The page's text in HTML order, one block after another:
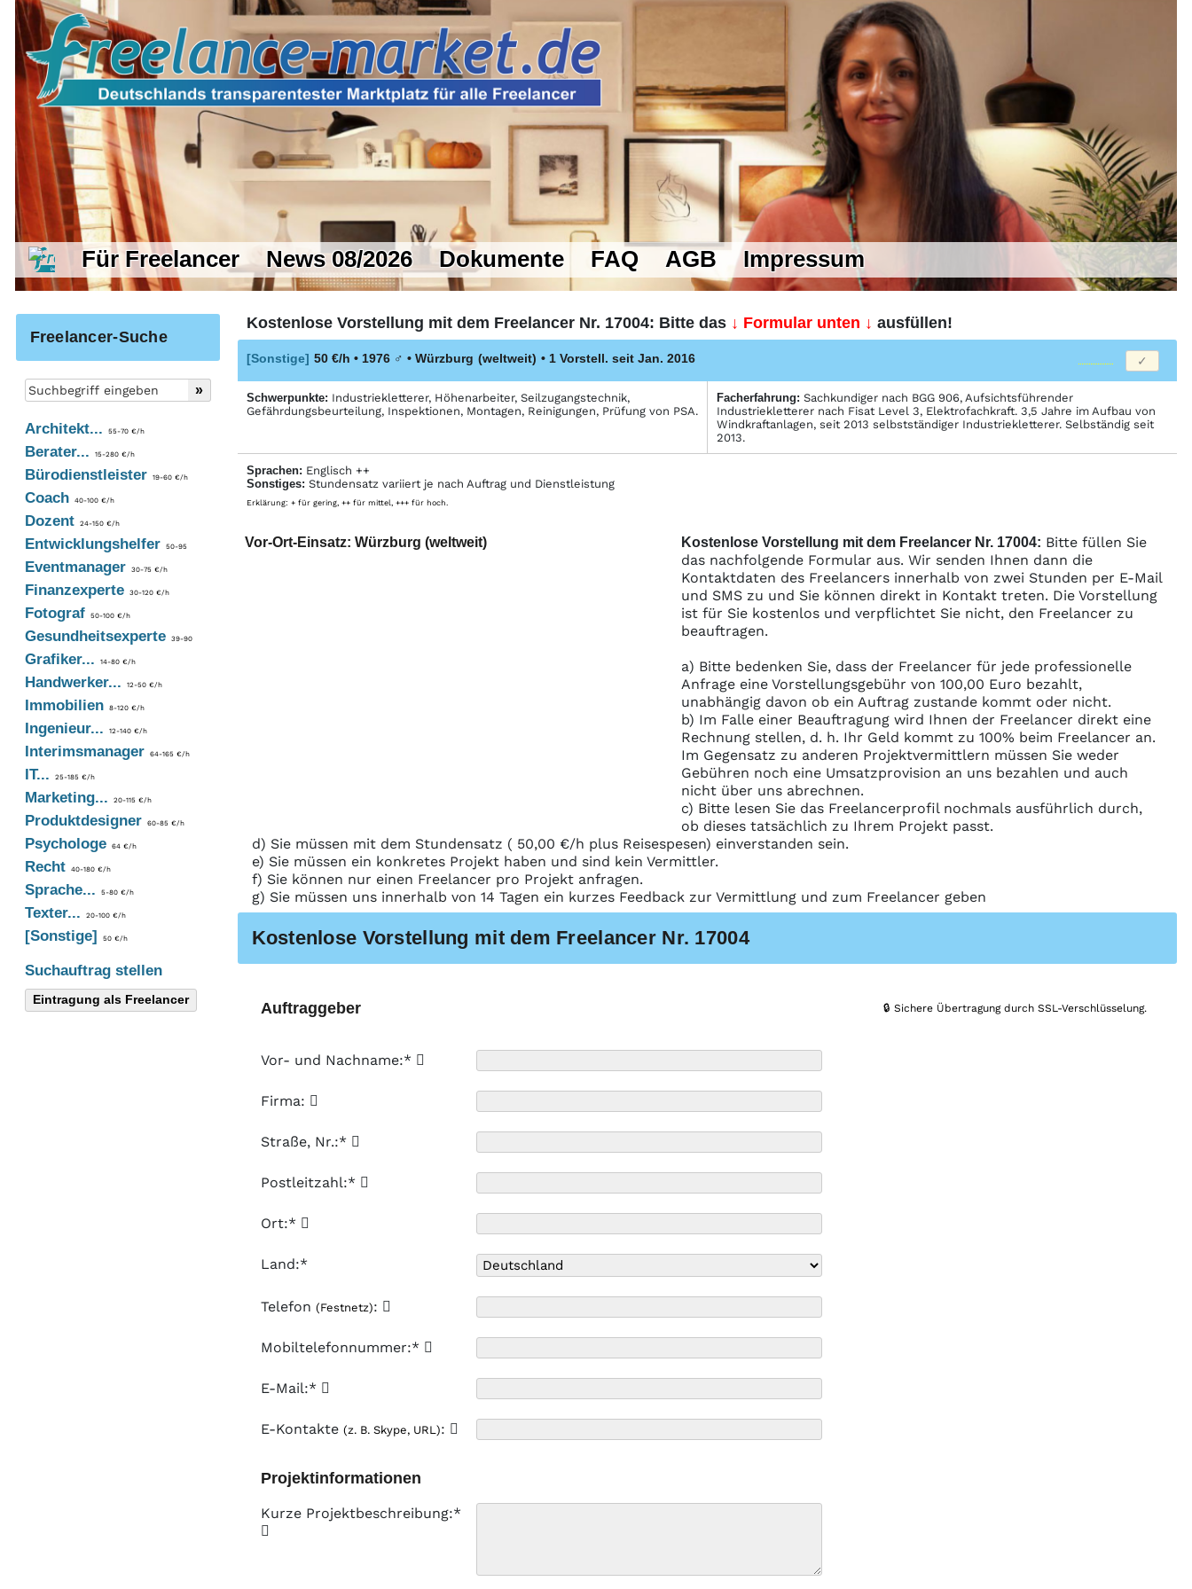
Für Freelancer News 08/2026 Dokumente FAQ AGB Impressum
Freelancer-Suche
Architekt... 55-70 €/h
Berater... 15-280 €/h
Bürodienstleister 19-60 €/h
Coach40-100 €/h
Dozent24-150 €/h
Entwicklungshelfer 50-95
Eventmanager 30-75 €/h
Finanzexperte30-120 €/h
Fotograf 50-100 €/h
Gesundheitsexperte39-90
Grafiker... 14-80 €/h
Handwerker... 12-50 €/h
Immobilien8-120 €/h
Ingenieur... 12-140 €/h
Interimsmanager 64-165 €/h
IT... 25-185 €/h
Marketing... 20-115 €/h
Produktdesigner 60-85 €/h
Psychologe64 €/h
Recht40-180 €/h
Sprache... 5-80 €/h
Texter... 20-100 €/h
[Sonstige] 50 €/h
Suchauftrag stellen
Eintragung als Freelancer
Kostenlose Vorstellung mit dem Freelancer Nr. 17004: Bitte das ↓ Formular unten ↓ ausfüllen!
[Sonstige] 50 €/h • 1976 ♂ • Würzburg (weltweit) • 1 Vorstell. seit Jan. 2016
Schwerpunkte: Industriekletterer, Höhenarbeiter, Seilzugangstechnik,
Gefährdungsbeurteilung, Inspektionen, Montagen, Reinigungen, Prüfung von PSA.
Facher­fahrung: Sachkundiger nach BGG 906, Aufsichtsführender
Industriekletterer nach Fisat Level 3, Elektrofachkraft. 3,5 Jahre im Aufbau von
Windkraftanlagen, seit 2013 selbstständiger Industriekletterer. Selbständig seit
2013.
Sprachen: Englisch ++
Sonstiges: Stundensatz variiert je nach Auftrag und Dienstleistung
Erklärung: + für gering, ++ für mittel, +++ für hoch.
Vor-Ort-Einsatz: Würzburg (weltweit) Kostenlose Vorstellung mit dem Freelancer Nr. 17004: Bitte füllen Sie
das nachfolgende Formular aus. Wir senden Ihnen dann die
Kontaktdaten des Freelancers innerhalb von zwei Stunden per E-Mail
und SMS zu und Sie können direkt in Kontakt treten. Die Vorstellung
ist für Sie kostenlos und verpflichtet Sie nicht, den Freelancer zu
beauftragen.
a) Bitte bedenken Sie, dass der Freelancer für jede professionelle
Anfrage eine Vorstellungsgebühr von 100,00 Euro bezahlt,
unabhängig davon ob ein Auftrag zustande kommt oder nicht.
b) Im Falle einer Beauftragung wird Ihnen der Freelancer direkt eine
Rechnung stellen, d. h. Ihr Geld kommt zu 100% beim Freelancer an.
Im Gegensatz zu anderen Projektvermittlern müssen Sie weder
Gebühren noch eine Umsatzprovision an uns bezahlen und auch
nicht über uns abrechnen.
c) Bitte lesen Sie das Freelancerprofil nochmals ausführlich durch,
ob dieses tatsächlich zu Ihrem Projekt passt.
d) Sie müssen mit dem Stundensatz ( 50,00 €/h plus Reisespesen) einverstanden sein.
e) Sie müssen ein konkretes Projekt haben und sind kein Vermittler.
f) Sie können nur einen Freelancer pro Projekt anfragen.
g) Sie müssen uns innerhalb von 14 Tagen ein kurzes Feedback zur Vermittlung und zum Freelancer geben
Kostenlose Vorstellung mit dem Freelancer Nr. 17004
Auftraggeber 🔒 Sichere Übertragung durch SSL-Verschlüsselung.
Vor- und Nachname:*
Firma:
Straße, Nr.:*
Postleitzahl:*
Ort:*
Land:*
Telefon (Festnetz):
Mobiltelefonnummer:*
E-Mail:*
E-Kontakte (z. B. Skype, URL):
Projektinformationen
Kurze Projektbeschreibung:*